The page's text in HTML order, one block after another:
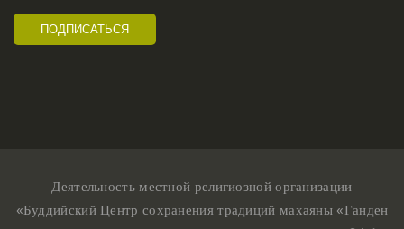
Деятельность местной религиозной организации
«Буддийский Центр сохранения традиций махаяны «Ганден